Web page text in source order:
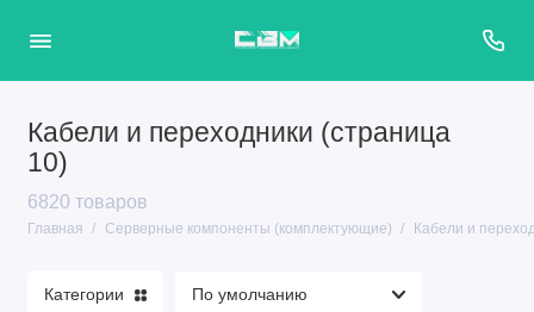
Кабели и переходники (страница
10)
6820 товаров
Главная Серверные компоненты (комплектующие) Кабели и
Категории